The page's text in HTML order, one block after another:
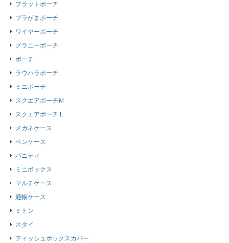
フラットポーチ
プラがまポーチ
ワイヤーポーチ
グラニーポーチ
ポーチ
ラウハラポーチ
ミニポーチ
スクエアポーチＭ
スクエアポーチ L
メガネケース
ペンケース
バニティ
ミニボックス
マルチケース
通帳ケース
ミトン
スタイ
ティッシュボックスカバー